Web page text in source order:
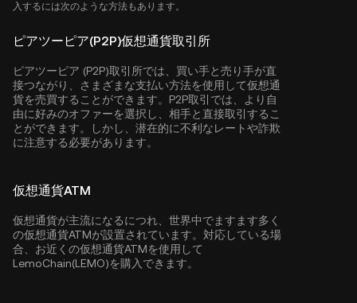
入するには次のような方法もあります。
ピアツーピア(P2P)仮想通貨取引所
ピアツーピア (P2P)取引所では、買い手と売り手が直
接つながり、さまざまな支払い方法を使用して仮想通
貨を売買することができます。P2P取引では、より自
由に好みのオファーを選択し、相手と直接取引するこ
とができます。しかし、潜在的に不利なレートや詐欺
に注意する必要があります。
仮想通貨ATM
仮想通貨が主流になるにつれ、世界中でますます多く
の仮想通貨ATMが設置されています。対応している場
合、お近くの仮想通貨ATMを使用して
LemoChain(LEMO)を購入できます。